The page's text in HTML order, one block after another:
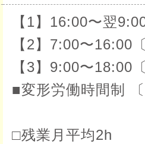
【1】16:00〜翌
【2】7:00〜16:00
【3】9:00〜18:00
■変形労働時間制
□残業月平均2h